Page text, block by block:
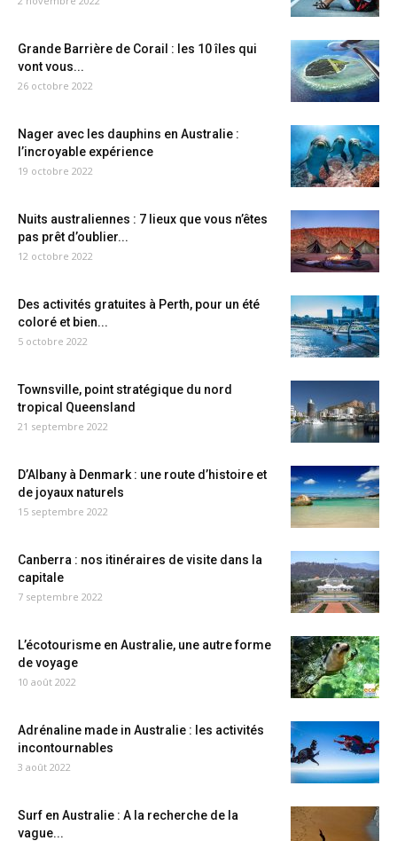
Grande Barrière de Corail : les 10 îles qui
vont vous...
26 octobre 2022
Nager avec les dauphins en Australie :
l’incroyable expérience
19 octobre 2022
Nuits australiennes : 7 lieux que vous n’êtes
pas prêt d’oublier...
12 octobre 2022
Des activités gratuites à Perth, pour un été
coloré et bien...
5 octobre 2022
Townsville, point stratégique du nord
tropical Queensland
21 septembre 2022
D’Albany à Denmark : une route d’histoire et
de joyaux naturels
15 septembre 2022
Canberra : nos itinéraires de visite dans la
capitale
7 septembre 2022
L’écotourisme en Australie, une autre forme
de voyage
10 août 2022
Adrénaline made in Australie : les activités
incontournables
3 août 2022
Surf en Australie : A la recherche de la
vague...